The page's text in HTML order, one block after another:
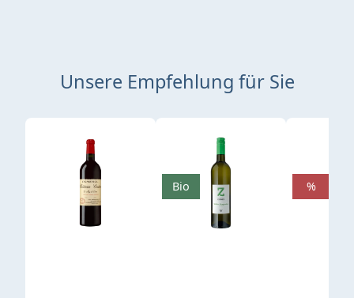
Unsere Empfehlung für Sie
Produktgalerie überspringen
Bio %